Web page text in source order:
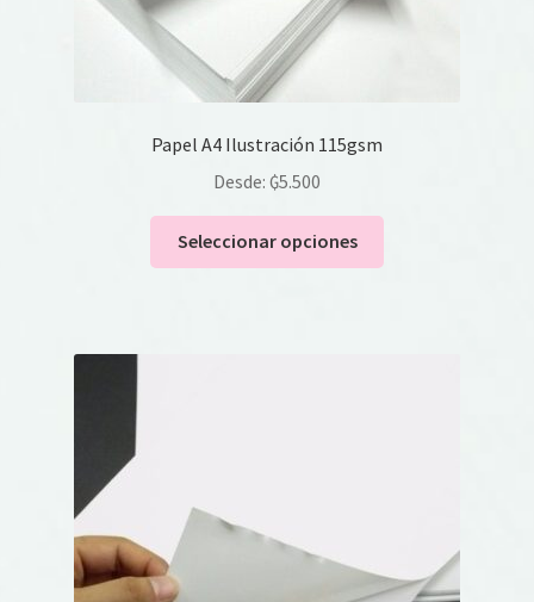
producto
Papel A4 Ilustración 115gsm
Desde: ₲5.500
Seleccionar opciones
página